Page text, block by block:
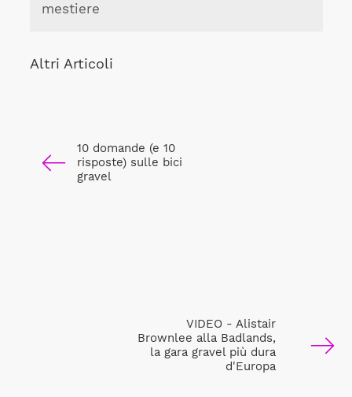
mestiere
Altri Articoli
10 domande (e 10
risposte) sulle bici
gravel
VIDEO - Alistair
Brownlee alla Badlands,
la gara gravel più dura
d'Europa